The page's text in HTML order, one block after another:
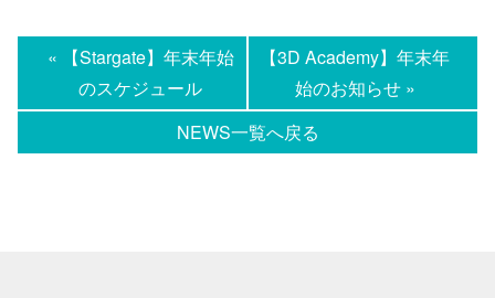
« 【Stargate】年末年始
のスケジュール
NEWS一覧へ戻る
【3D Academy】年末年
始のお知らせ »